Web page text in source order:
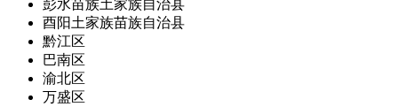
彭水苗族土家族自治县
酉阳土家族苗族自治县
黔江区
巴南区
渝北区
万盛区